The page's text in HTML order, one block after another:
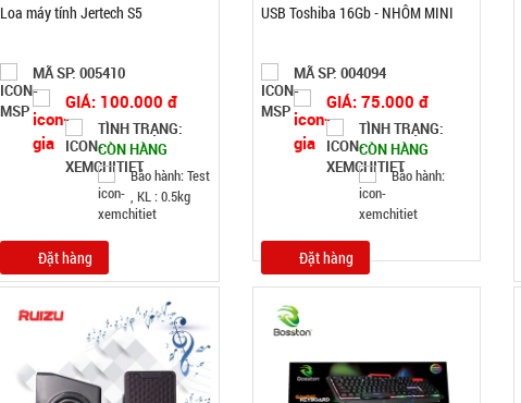
Loa máy tính Jertech S5
MÃ SP: 005410
GIÁ: 100.000 đ
TÌNH TRẠNG:
CÒN HÀNG
Bảo hành: Test
, KL : 0.5kg
Đặt hàng
USB Toshiba 16Gb - NHÔM MINI
MÃ SP: 004094
GIÁ: 75.000 đ
TÌNH TRẠNG:
CÒN HÀNG
Bảo hành:
Đặt hàng